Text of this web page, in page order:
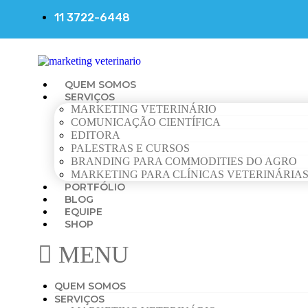
11 3722-6448
QUEM SOMOS
SERVIÇOS
MARKETING VETERINÁRIO
COMUNICAÇÃO CIENTÍFICA
EDITORA
PALESTRAS E CURSOS
BRANDING PARA COMMODITIES DO AGRO
MARKETING PARA CLÍNICAS VETERINÁRIAS
PORTFÓLIO
BLOG
EQUIPE
SHOP
MENU
QUEM SOMOS
SERVIÇOS